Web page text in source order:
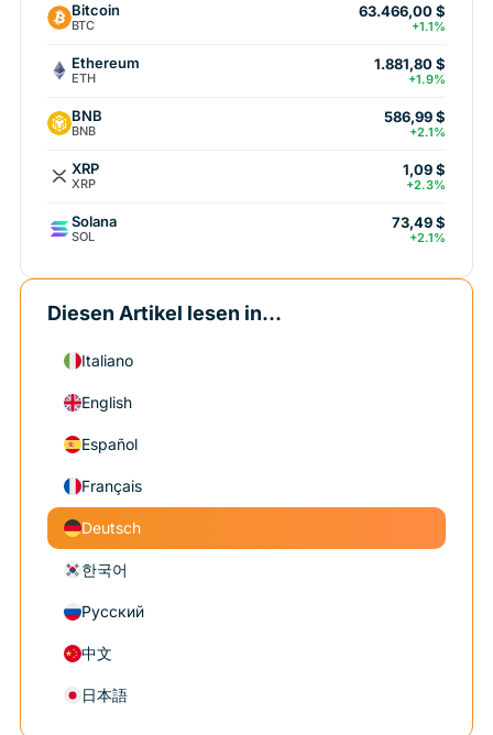
Bitcoin
BTC
63.466,00 $
+1.1%
Ethereum
ETH
1.881,80 $
+1.9%
BNB
BNB
586,99 $
+2.1%
XRP
XRP
1,09 $
+2.3%
Solana
SOL
73,49 $
+2.1%
Diesen Artikel lesen in...
Italiano
English
Español
Français
Deutsch
한국어
Русский
中文
日本語